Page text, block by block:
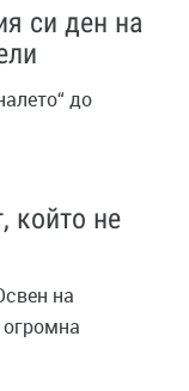
си ден на
до
който не
на